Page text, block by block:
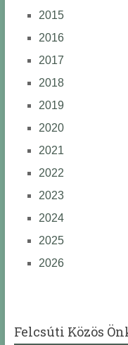
2015
2016
2017
2018
2019
2020
2021
2022
2023
2024
2025
2026
Felcsúti Közös